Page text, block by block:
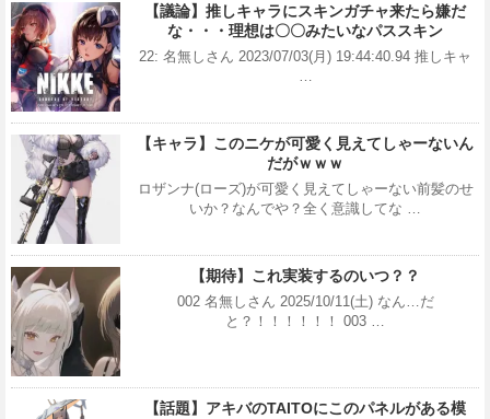
【議論】推しキャラにスキンガチャ来たら嫌だ
な・・・理想は〇〇みたいなパススキン
22: 名無しさん 2023/07/03(月) 19:44:40.94 推しキャ
【キャラ】このニケが可愛く見えてしゃーないん
だがｗｗｗ
ロザンナ(ローズ)が可愛く見えてしゃーない前髪のせ
いか？なんでや？全く意識してな …
【期待】これ実装するのいつ？？
002 名無しさん 2025/10/11(土) なん…だ
と？！！！！！！ 003 …
【話題】アキバのTAITOにこのパネルがある模